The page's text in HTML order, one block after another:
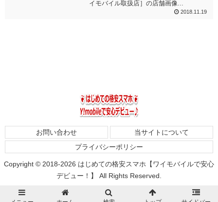
イモバイル取扱店］の店舗画像...
2018.11.19
お問い合わせ
当サイトについて
プライバシーポリシー
Copyright © 2018-2026 はじめての格安スマホ【ワイモバイルで安心
デビュー！】 All Rights Reserved.